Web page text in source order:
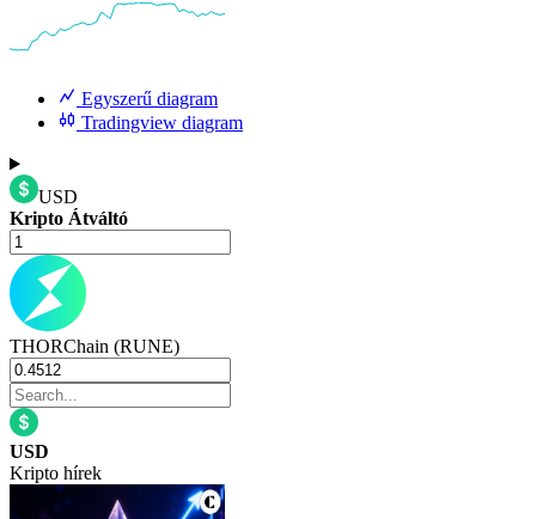
Egyszerű diagram
Tradingview diagram
USD
Kripto Átváltó
THORChain (RUNE)
USD
Kripto hírek